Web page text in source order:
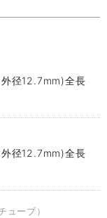
径12.7mm)全長
径12.7mm)全長
ューブ）